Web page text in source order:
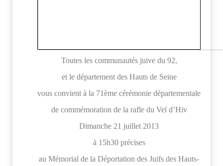
Toutes les communautés juive du 92,
et le département des Hauts de Seine
vous convient à la 71ème cérémonie départementale
de commémoration de la rafle du Vel d’Hiv
Dimanche 21 juillet 2013
à 15h30 précises
au Mémorial de la Déportation des Juifs des Hauts-